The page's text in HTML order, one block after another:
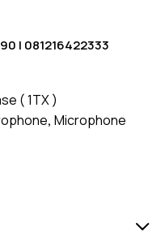
| 081216422333
( 1TX )
, Microphone